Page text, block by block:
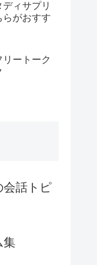
ィサプリ
らがおすす
ートーク
会話トピ